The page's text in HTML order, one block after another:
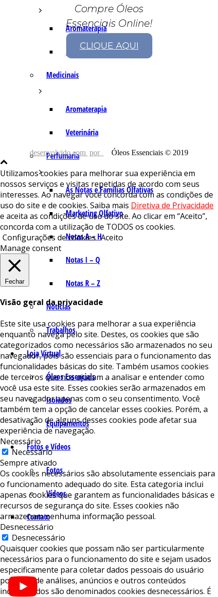
Aromaterapia
Fórmulas Caseiras
Medicinais
Aromaterapia
Veterinária
Perfumaria
As Notas e Famílias Olfativas
Marketing Olfativo
Notas A – H
Notas I – Q
Notas R – Z
Notícias
Trabalhos
Loja Virtual
Óleos Essenciais
Isolados
Equipamentos
Fotos e Vídeos
Fotos
Vídeos
Contato
Compre Óleos
Essenciais Online!
CLIQUE AQUI
desenvolvido com por Óleos Essenciais © 2019
Utilizamos cookies para melhorar sua experiência em
nossos serviços e visitas repetidas de acordo com seus
interesses. Ao navegar você concorda com as condições de
uso do site e de cookies. Saiba mais Diretiva de Privacidade
e aceita as condições de uso do site. Ao clicar em “Aceito”,
concorda com a utilização de TODOS os cookies.
Configurações de cookies Aceito
Manage consent
Fechar
Visão geral da privacidade
Este site usa cookies para melhorar a sua experiência
enquanto navega pelo site. Destes, os cookies que são
categorizados como necessários são armazenados no seu
navegador, pois são essenciais para o funcionamento das
funcionalidades básicas do site. Também usamos cookies
de terceiros que nos ajudam a analisar e entender como
você usa este site. Esses cookies serão armazenados em
seu navegador apenas com o seu consentimento. Você
também tem a opção de cancelar esses cookies. Porém, a
desativação de alguns desses cookies pode afetar sua
experiência de navegação.
Necessário
Necessário
Sempre ativado
Os cookies necessários são absolutamente essenciais para
o funcionamento adequado do site. Esta categoria inclui
apenas cookies que garantem as funcionalidades básicas e
recursos de segurança do site. Esses cookies não
armazenam nenhuma informação pessoal.
Desnecessário
Desnecessário
Quaisquer cookies que possam não ser particularmente
necessários para o funcionamento do site e sejam usados ​​
especificamente para coletar dados pessoais do usuário
por meio de análises, anúncios e outros conteúdos
incorporados são denominados cookies desnecessários. É